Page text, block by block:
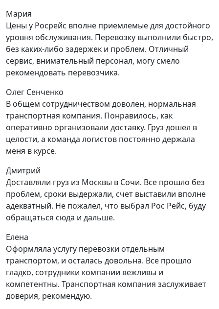
Мария
Цены у Росрейс вполне приемлемые для достойного
уровня обслуживания. Перевозку выполнили быстро,
без каких-либо задержек и проблем. Отличный
сервис, внимательный персонал, могу смело
рекомендовать перевозчика.
Олег Сенченко
В общем сотрудничеством доволен, нормальная
транспортная компания. Понравилось, как
оперативно организовали доставку. Груз дошел в
целости, а команда логистов постоянно держала
меня в курсе.
Дмитрий
Доставляли груз из Москвы в Сочи. Все прошло без
проблем, сроки выдержали, счет выставили вполне
адекватный. Не пожалел, что выбрал Рос Рейс, буду
обращаться сюда и дальше.
Елена
Оформляла услугу перевозки отдельным
транспортом, и осталась довольна. Все прошло
гладко, сотрудники компании вежливы и
компетентны. Транспортная компания заслуживает
доверия, рекомендую.